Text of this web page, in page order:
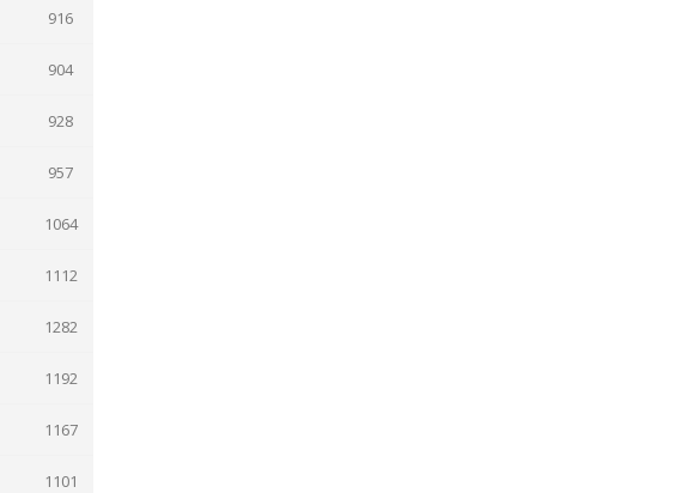
916
904
928
957
1064
1112
1282
1192
1167
1101